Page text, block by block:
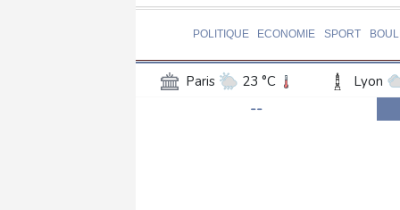
POLITIQUE ECONOMIE SPORT
Paris 23 °C Lyon
Luxembourg
--